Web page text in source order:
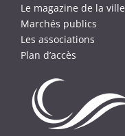
Le magazine de la ville
Marchés publics
Les associations
Plan d’accès